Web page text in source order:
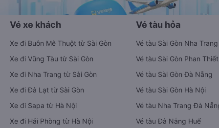
Vé xe khách
Xe đi Buôn Mê Thuột từ Sài Gòn
Xe đi Vũng Tàu từ Sài Gòn
Xe đi Nha Trang từ Sài Gòn
Xe đi Đà Lạt từ Sài Gòn
Xe đi Sapa từ Hà Nội
Xe đi Hải Phòng từ Hà Nội
Vé tàu hỏa
Vé tàu Sài Gòn Nha Trang
Vé tàu Sài Gòn Phan Thiết
Vé tàu Sài Gòn Đà Nẵng
Vé tàu Sài Gòn Hà Nội
Vé tàu Nha Trang Đà
Vé tàu Đà Nẵng Huế